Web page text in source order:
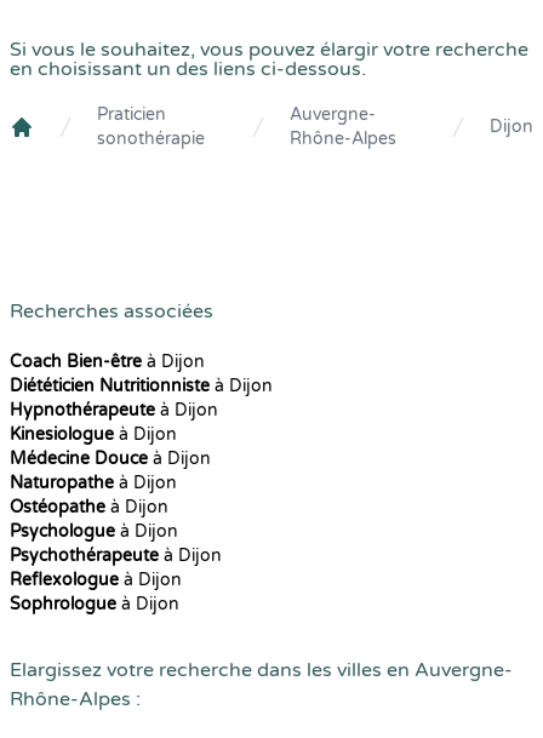
Si vous le souhaitez, vous pouvez élargir votre recherche
en choisissant un des liens ci-dessous.
Crenolibre
Praticien
sonothérapie
Auvergne-
Rhône-Alpes
Dijon
Recherches associées
Coach Bien-être à Dijon
Diététicien Nutritionniste à Dijon
Hypnothérapeute à Dijon
Kinesiologue à Dijon
Médecine Douce à Dijon
Naturopathe à Dijon
Ostéopathe à Dijon
Psychologue à Dijon
Psychothérapeute à Dijon
Reflexologue à Dijon
Sophrologue à Dijon
Elargissez votre recherche dans les villes en Auvergne-
Rhône-Alpes :